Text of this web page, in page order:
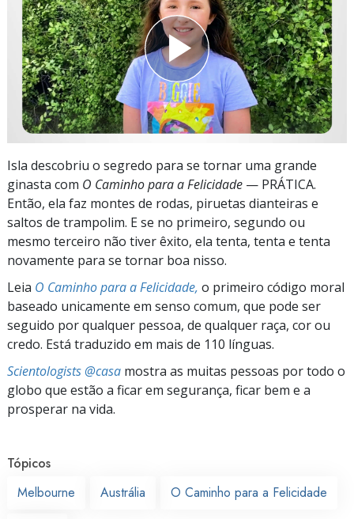
Isla descobriu o segredo para se tornar uma grande
ginasta com O Caminho para a Felicidade — PRÁTICA.
Então, ela faz montes de rodas, piruetas dianteiras e
saltos de trampolim. E se no primeiro, segundo ou
mesmo terceiro não tiver êxito, ela tenta, tenta e tenta
novamente para se tornar boa nisso.
Leia O Caminho para a Felicidade, o primeiro código moral
baseado unicamente em senso comum, que pode ser
seguido por qualquer pessoa, de qualquer raça, cor ou
credo. Está traduzido em mais de 110 línguas.
Scientologists @casa mostra as muitas pessoas por todo o
globo que estão a ficar em segurança, ficar bem e a
prosperar na vida.
Tópicos
Melbourne
Austrália O Caminho para a Felicidade